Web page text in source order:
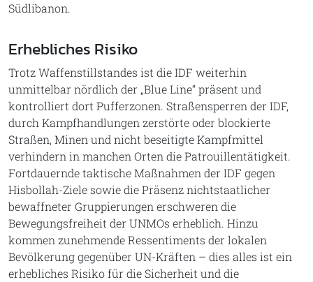
Südlibanon.
Erhebliches Risiko
Trotz Waffenstillstandes ist die IDF weiterhin
unmittelbar nördlich der „Blue Line“ präsent und
kontrolliert dort Pufferzonen. Straßensperren der IDF,
durch Kampfhandlungen zerstörte oder blockierte
Straßen, Minen und nicht beseitigte Kampfmittel
verhindern in manchen Orten die Patrouillentätigkeit.
Fortdauernde taktische Maßnahmen der IDF gegen
Hisbollah-Ziele sowie die Präsenz nichtstaatlicher
bewaffneter Gruppierungen erschweren die
Bewegungsfreiheit der UNMOs erheblich. Hinzu
kommen zunehmende Ressentiments der lokalen
Bevölkerung gegenüber UN-Kräften – dies alles ist ein
erhebliches Risiko für die Sicherheit und die